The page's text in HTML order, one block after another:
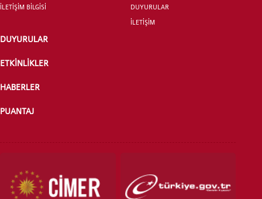
İLETİŞİM BİLGİSİ
DUYURULAR
İLETİŞİM
DUYURULAR
ETKİNLİKLER
HABERLER
PUANTAJ